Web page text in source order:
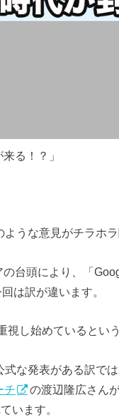
る！？」
うな意見がチラホ
台頭により、「
は訳が違います。
し始めているという
な発表がある訳では
チ
の渡辺隆広さん
います。